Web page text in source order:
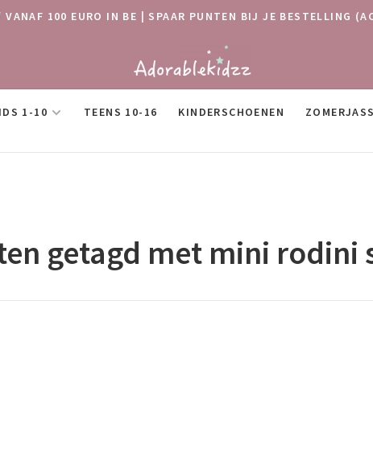
100 EURO IN BE | SPAAR PUNTEN BIJ JE BESTELLING
1-10 TEENS 10-16 KINDERSCHOENEN
getagd met mini rodini